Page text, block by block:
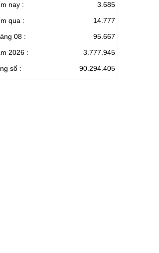
nay :
3.685
qua :
14.777
08 :
95.667
2026 :
3.777.945
số :
90.294.405